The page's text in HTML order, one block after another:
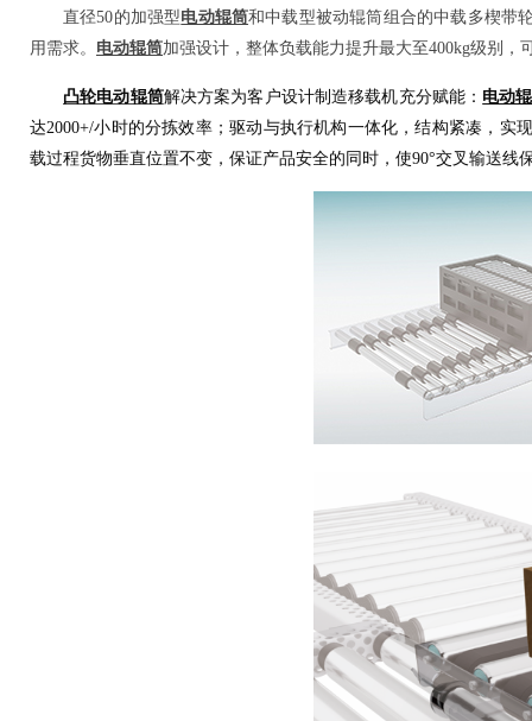
直径50的加强型电动辊筒和中载型被动辊筒组合的中载多楔带
用需求。 电动辊筒加强设计，整体负载能力提升最大至400kg级别，
凸轮电动辊筒解决方案为客户设计制造移载机充分赋能： 电动
达2000+/小时的分拣效率；驱动与执行机构一体化，结构紧凑，实
载过程货物垂直位置不变，保证产品安全的同时，使90°交叉输送线